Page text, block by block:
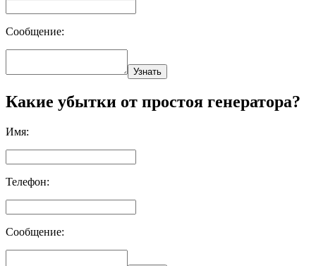
Сообщение:
Узнать
Какие убытки от простоя генератора?
Имя:
Телефон:
Сообщение: